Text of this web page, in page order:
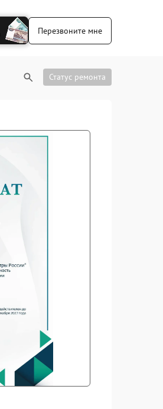
Перезвоните мне
Статус ремонта